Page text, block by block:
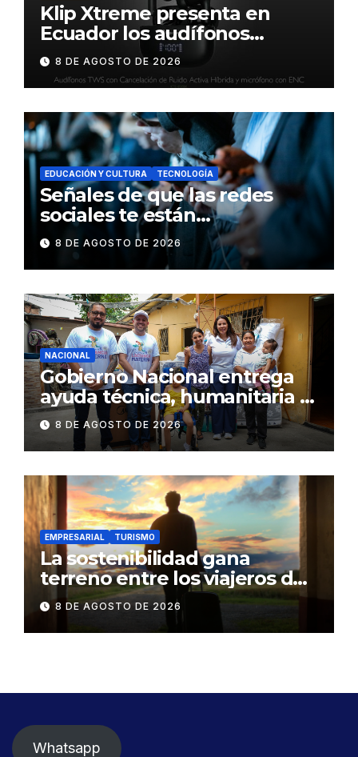
Klip Xtreme presenta en
Ecuador los audífonos
DynaBuds con sonido
inteligente y control táctil
8 DE AGOSTO DE 2026
EDUCACIÓN Y CULTURA TECNOLOGÍA
Señales de que las redes
sociales te están
consumiendo
8 DE AGOSTO DE 2026
NACIONAL
Gobierno Nacional entrega
ayuda técnica, humanitaria y
Bono Joaquín Gallegos Lara a
familia en situación de
vulnerabilidad
8 DE AGOSTO DE 2026
EMPRESARIAL TURISMO
La sostenibilidad gana
terreno entre los viajeros de
negocios
8 DE AGOSTO DE 2026
Whatsapp